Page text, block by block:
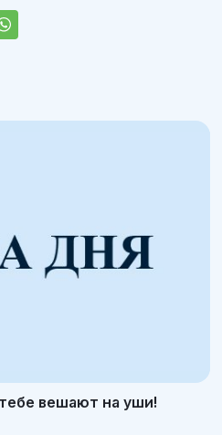
вешают на уши!